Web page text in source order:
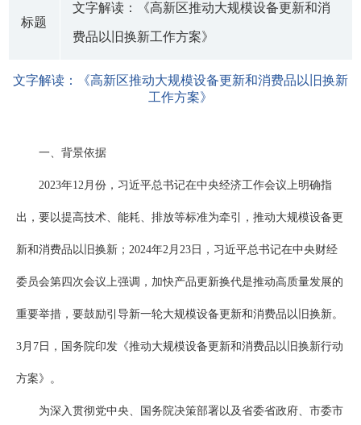
标题
文字解读：《高新区推动大规模设备更新和消
费品以旧换新工作方案》
文字解读：《高新区推动大规模设备更新和消费品以旧换新
工作方案》
一、背景依据
2023年12月份，习近平总书记在中央经济工作会议上明确指
出，要以提高技术、能耗、排放等标准为牵引，推动大规模设备更
新和消费品以旧换新；2024年2月23日，习近平总书记在中央财经
委员会第四次会议上强调，加快产品更新换代是推动高质量发展的
重要举措，要鼓励引导新一轮大规模设备更新和消费品以旧换新。
3月7日，国务院印发《推动大规模设备更新和消费品以旧换新行动
方案》。
为深入贯彻党中央、国务院决策部署以及省委省政府、市委市